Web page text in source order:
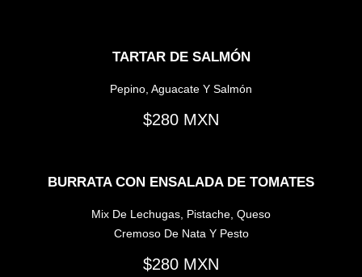
TARTAR DE SALMÓN
Pepino, Aguacate Y Salmón
280
BURRATA CON ENSALADA DE TOMATES
Mix De Lechugas, Pistache, Queso
Cremoso De Nata Y Pesto
280